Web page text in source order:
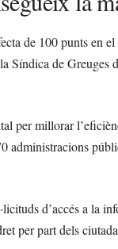
de 100 punts en el
Síndica de
per millorar
administracions
d’accés a la
per part dels